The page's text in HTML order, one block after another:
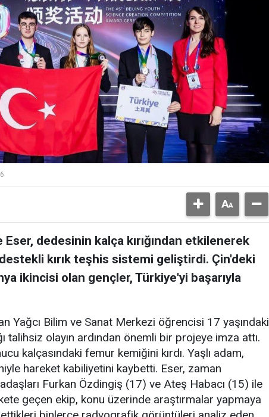
dedesinin kalça kırığından etkilenerek
kırık teşhis sistemi geliştirdi. Çin'deki
ikincisi olan gençler, Türkiye'yi başarıyla
Yağcı Bilim ve Sanat Merkezi öğrencisi 17 yaşındaki
talihsiz olayın ardından önemli bir projeye imza attı.
kalçasındaki femur kemiğini kırdı. Yaşlı adam,
hareket kabiliyetini kaybetti. Eser, zaman
Furkan Özdingiş (17) ve Ateş Habacı (15) ile
geçen ekip, konu üzerinde araştırmalar yapmaya